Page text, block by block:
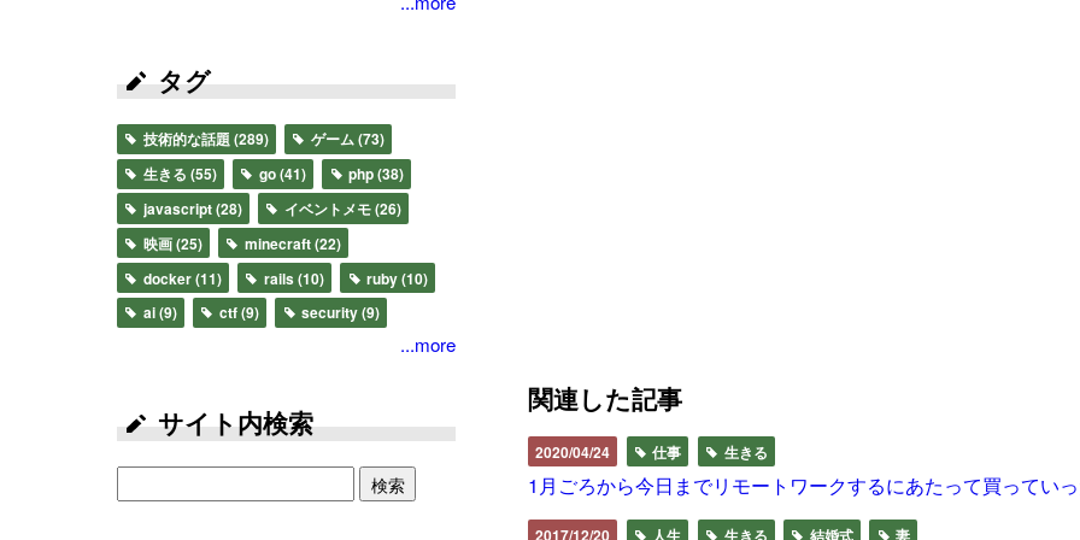
関連した記事
2020/04/24 仕事 生きる
1月ごろから今日までリモートワークするにあたって買ってい
2017/12/20 人生 生きる 結婚式 妻
タグ
技術的な話題(289) ゲーム(73)
生きる (55) go(41) php(38)
javascript(28) イベントメモ(26)
映画(25) minecraft(22)
docker(11) rails (10) ruby(10)
ai(9) ctf(9) security(9)
...more
サイト内検索
検索